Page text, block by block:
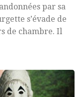
par sa
s’évade de
de chambre. Il